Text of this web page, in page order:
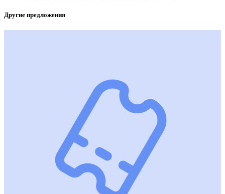
Другие предложения